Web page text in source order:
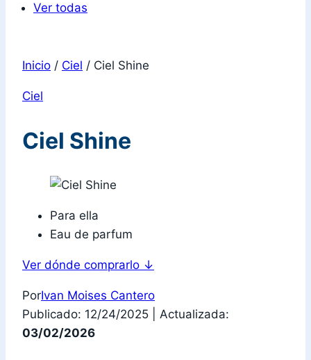
Ver todas
Inicio / Ciel / Ciel Shine
Ciel
Ciel Shine
Para ella
Eau de parfum
Ver dónde comprarlo ↓
PorIvan Moises Cantero
Publicado: 12/24/2025
Actualizada:
03/02/2026